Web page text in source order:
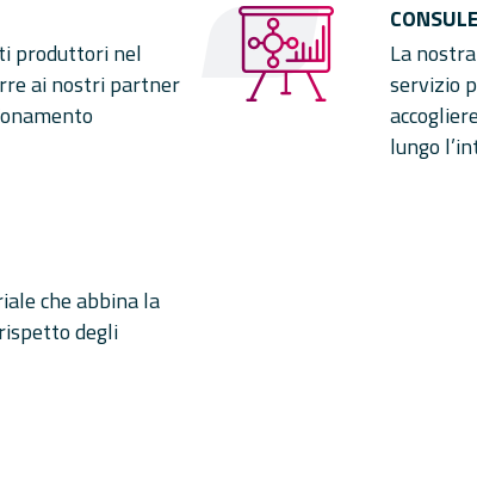
produttori nel
ai nostri partner
La
servizio
lungo
che abbina la
degli